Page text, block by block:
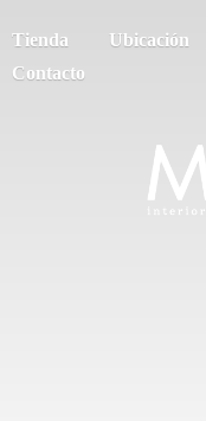
Tienda
Ubicación
Contacto